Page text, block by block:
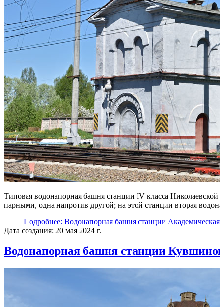
Типовая водонапорная башня станции IV класса
парными, одна напротив другой; на этой станции вторая
Подробнее: Водонапорная башня станции Академическая
Дата создания: 20 мая 2024 г.
Водонапорная башня станции